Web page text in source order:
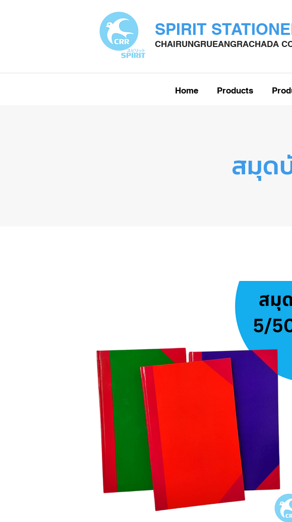
SPIRIT
CHAIRUNGRUEANGRACHADA
Home Products
สมุด